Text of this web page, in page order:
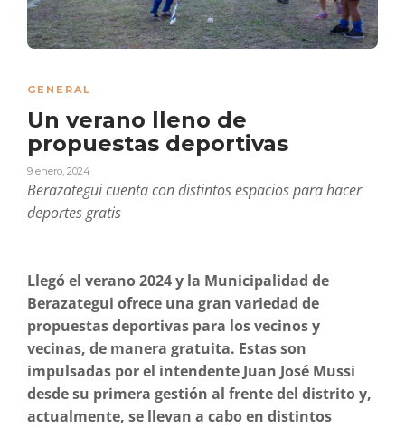
GENERAL
Un verano lleno de
propuestas deportivas
9 enero, 2024
Berazategui cuenta con distintos espacios para hacer
deportes gratis
Llegó el verano 2024 y la Municipalidad de
Berazategui ofrece una gran variedad de
propuestas deportivas para los vecinos y
vecinas, de manera gratuita. Estas son
impulsadas por el intendente Juan José Mussi
desde su primera gestión al frente del distrito y,
actualmente, se llevan a cabo en distintos